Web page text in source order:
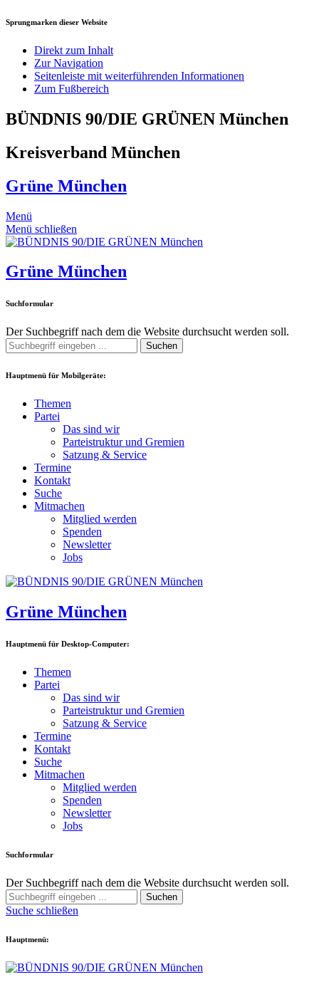
Sprungmarken dieser Website
Direkt zum Inhalt
Zur Navigation
Seitenleiste mit weiterführenden Informationen
Zum Fußbereich
BÜNDNIS 90/DIE GRÜNEN München
Kreisverband München
Grüne München
Menü
Menü schließen
Grüne München
Suchformular
Der Suchbegriff nach dem die Website durchsucht werden soll.
Suchen
Hauptmenü für Mobilgeräte:
Themen
Partei
Das sind wir
Parteistruktur und Gremien
Satzung & Service
Termine
Kontakt
Suche
Mitmachen
Mitglied werden
Spenden
Newsletter
Jobs
Grüne München
Hauptmenü für Desktop-Computer:
Themen
Partei
Das sind wir
Parteistruktur und Gremien
Satzung & Service
Termine
Kontakt
Suche
Mitmachen
Mitglied werden
Spenden
Newsletter
Jobs
Suchformular
Der Suchbegriff nach dem die Website durchsucht werden soll.
Suchen
Suche schließen
Hauptmenü: